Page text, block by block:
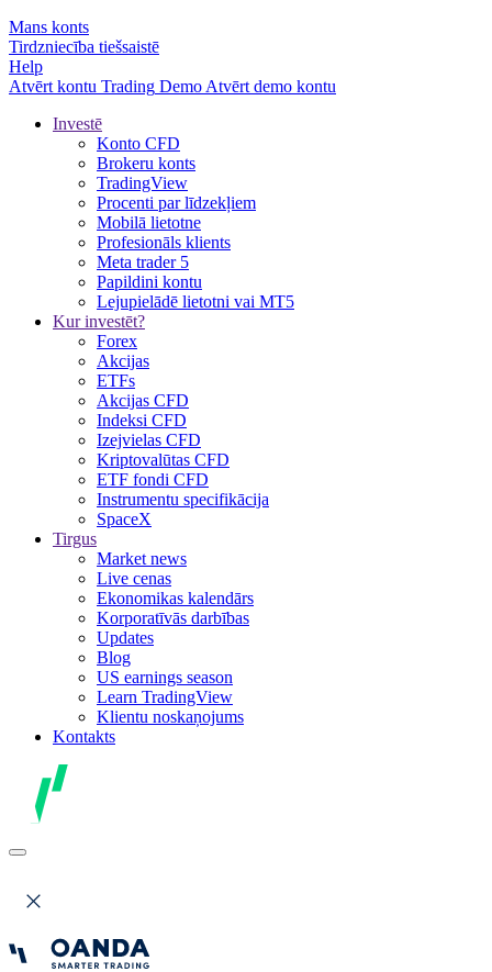
Mans konts
Tirdzniecība tiešsaistē
Help
Atvērt kontu Trading Demo Atvērt demo kontu
Investē
Konto CFD
Brokeru konts
TradingView
Procenti par līdzekļiem
Mobilā lietotne
Profesionāls klients
Meta trader 5
Papildini kontu
Lejupielādē lietotni vai MT5
Kur investēt?
Forex
Akcijas
ETFs
Akcijas CFD
Indeksi CFD
Izejvielas CFD
Kriptovalūtas CFD
ETF fondi CFD
Instrumentu specifikācija
SpaceX
Tirgus
Market news
Live cenas
Ekonomikas kalendārs
Korporatīvās darbības
Updates
Blog
US earnings season
Learn TradingView
Klientu noskaņojums
Kontakts